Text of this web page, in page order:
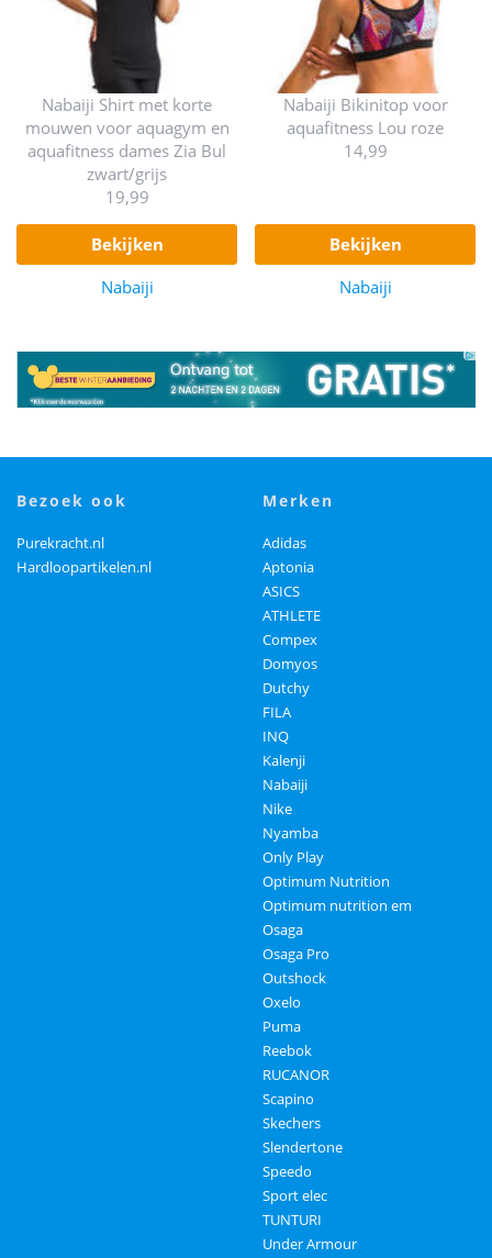
Nabaiji Shirt met korte
mouwen voor aquagym en
aquafitness dames Zia Bul
zwart/grijs
19,99
bekijken
Nabaiji
Nabaiji Bikinitop voor
aquafitness Lou roze
14,99
bekijken
Nabaiji
bezoek ook
Purekracht.nl
Hardloopartikelen.nl
merken
Adidas
Aptonia
ASICS
ATHLETE
Compex
Domyos
Dutchy
FILA
INQ
Kalenji
Nabaiji
Nike
Nyamba
Only Play
Optimum Nutrition
Optimum nutrition em
Osaga
Osaga Pro
Outshock
Oxelo
Puma
Reebok
RUCANOR
Scapino
Skechers
Slendertone
Speedo
Sport elec
TUNTURI
Under Armour